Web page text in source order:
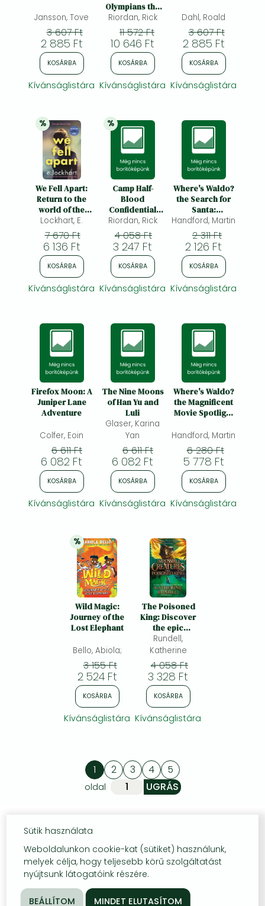
Jansson, Tove
3 607 Ft
2 885 Ft
KOSÁRBA
Kívánságlistára
Olympians the
Sea of Monsters
Deluxe
Collector's
Edition
Riordan, Rick
11 572 Ft
10 646 Ft
KOSÁRBA
Kívánságlistára
Dahl, Roald
3 607 Ft
2 885 Ft
KOSÁRBA
Kívánságlistára
20%
% kedvezmény
We Fell Apart:
Return to the
world of the
TikTok
sensation, We
Were Liars
Lockhart, E.
7 670 Ft
6 136 Ft
KOSÁRBA
Kívánságlistára
20%
% kedvezmény
Camp Half-
Blood
Confidential
(Percy Jackson
and the
Olympians)
Riordan, Rick
4 058 Ft
3 247 Ft
KOSÁRBA
Kívánságlistára
Where's Waldo?
the Search for
Santa:
Searches,
Puzzles, Facts,
and Jokes
Handford, Martin
2 311 Ft
2 126 Ft
KOSÁRBA
Kívánságlistára
Firefox Moon: A
Juniper Lane
Adventure
Colfer, Eoin
6 611 Ft
6 082 Ft
KOSÁRBA
Kívánságlistára
The Nine Moons
of Han Yu and
Luli
Glaser, Karina
Yan
6 611 Ft
6 082 Ft
KOSÁRBA
Kívánságlistára
Where's Waldo?
the Magnificent
Movie Spotlight
Hidden Object
Search-And-
Find Puzzle
Book with a
Magic Flashlight
to Reveal the
Picture - A
Handford, Martin
6 280 Ft
5 778 Ft
KOSÁRBA
Kívánságlistára
20%
% kedvezmény
Wild Magic:
Journey of the
Lost Elephant
Bello, Abiola;
3 155 Ft
2 524 Ft
KOSÁRBA
Kívánságlistára
The Poisoned
King: Discover
the epic
adventure
series loved by
readers around
the world
Rundell,
Katherine
4 058 Ft
3 328 Ft
KOSÁRBA
Kívánságlistára
1 2 3 4 5
oldal
Sütik használata
Weboldalunkon cookie-kat (sütiket) használunk,
melyek célja, hogy teljesebb körű szolgáltatást
nyújtsunk látogatóink részére.